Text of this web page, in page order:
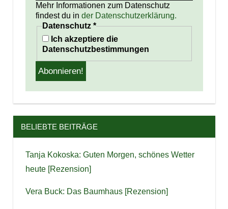
Mehr Informationen zum Datenschutz
findest du in der Datenschutzerklärung.
Datenschutz *
Ich akzeptiere die
Datenschutzbestimmungen
BELIEBTE BEITRÄGE
Tanja Kokoska: Guten Morgen, schönes Wetter
heute [Rezension]
Vera Buck: Das Baumhaus [Rezension]